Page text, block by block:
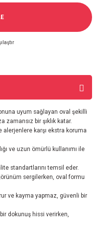
uyum sağlayan oval şekilli
zamansız bir şıklık katar.
karşı ekstra koruma
ve uzun ömürlü kullanımı ile
standartlarını temsil eder.
sergilerken, oval formu
ve kayma yapmaz, güvenli bir
dokunuş hissi verirken,